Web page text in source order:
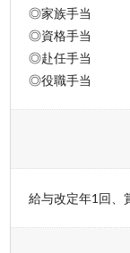
◎家族手当
◎資格手当
◎赴任手当
◎役職手当
給与改定年1回、